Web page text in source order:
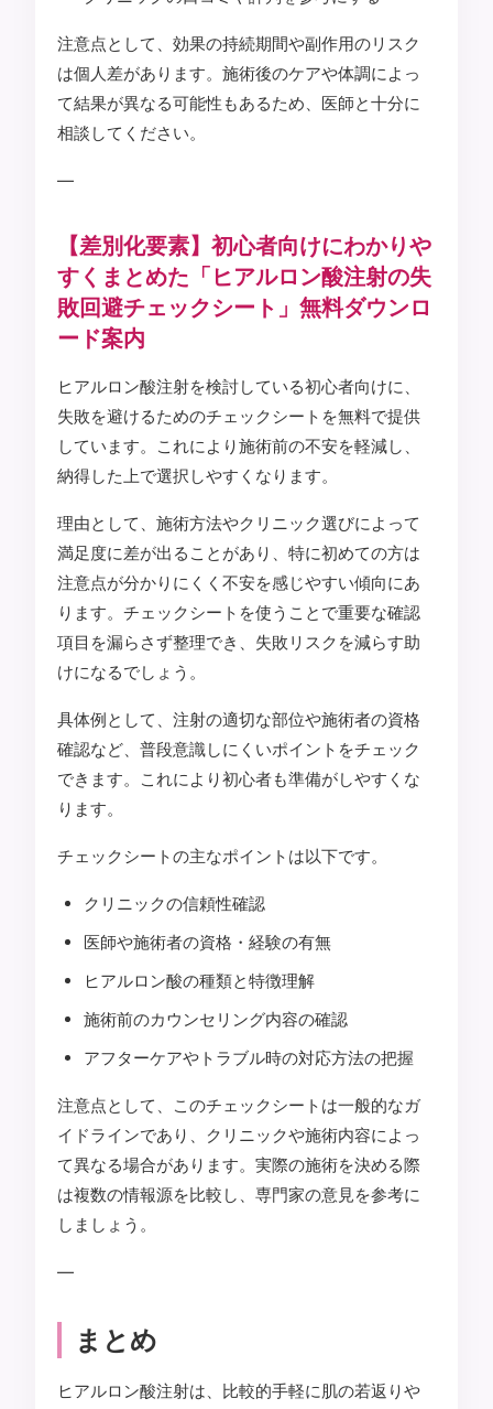
注意点として、効果の持続期間や副作用のリスク
は個人差があります。施術後のケアや体調によっ
て結果が異なる可能性もあるため、医師と十分に
相談してください。
—
【差別化要素】初心者向けにわかりや
すくまとめた「ヒアルロン酸注射の失
敗回避チェックシート」無料ダウンロ
ード案内
ヒアルロン酸注射を検討している初心者向けに、
失敗を避けるためのチェックシートを無料で提供
しています。これにより施術前の不安を軽減し、
納得した上で選択しやすくなります。
理由として、施術方法やクリニック選びによって
満足度に差が出ることがあり、特に初めての方は
注意点が分かりにくく不安を感じやすい傾向にあ
ります。チェックシートを使うことで重要な確認
項目を漏らさず整理でき、失敗リスクを減らす助
けになるでしょう。
具体例として、注射の適切な部位や施術者の資格
確認など、普段意識しにくいポイントをチェック
できます。これにより初心者も準備がしやすくな
ります。
チェックシートの主なポイントは以下です。
クリニックの信頼性確認
医師や施術者の資格・経験の有無
ヒアルロン酸の種類と特徴理解
施術前のカウンセリング内容の確認
アフターケアやトラブル時の対応方法の把握
注意点として、このチェックシートは一般的なガ
イドラインであり、クリニックや施術内容によっ
て異なる場合があります。実際の施術を決める際
は複数の情報源を比較し、専門家の意見を参考に
しましょう。
—
まとめ
ヒアルロン酸注射は、比較的手軽に肌の若返りや